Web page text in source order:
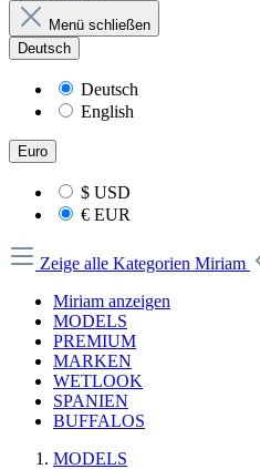
Menü schließen
Deutsch
Deutsch
English
Euro
$ USD
€ EUR
Zeige alle Kategorien Miriam
Miriam anzeigen
MODELS
PREMIUM
MARKEN
WETLOOK
SPANIEN
BUFFALOS
MODELS